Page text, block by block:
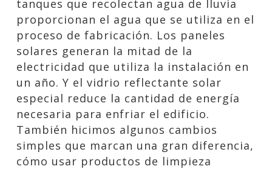
tanques que recolectan agua de lluvia
proporcionan el agua que se utiliza en el
proceso de fabricación. Los paneles
solares generan la mitad de la
electricidad que utiliza la instalación en
un año. Y el vidrio reflectante solar
especial reduce la cantidad de energía
necesaria para enfriar el edificio.
También hicimos algunos cambios
simples que marcan una gran diferencia,
cómo usar productos de limpieza